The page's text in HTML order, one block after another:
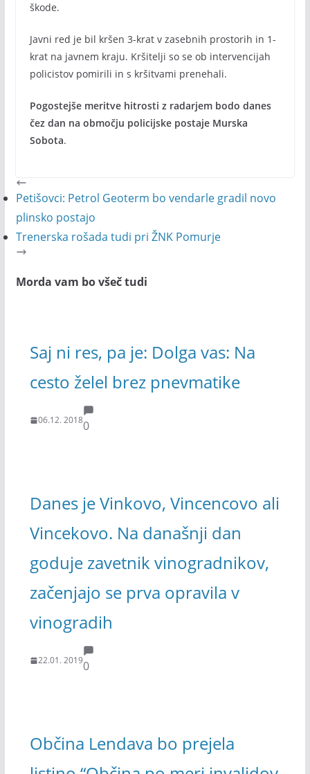
škode.
Javni red je bil kršen 3-krat v zasebnih prostorih in 1-
krat na javnem kraju. Kršitelji so se ob intervencijah
policistov pomirili in s kršitvami prenehali.
Pogostejše meritve hitrosti z radarjem bodo danes
čez dan na območju policijske postaje Murska
Sobota.
Petišovci: Petrol Geoterm bo vendarle gradil novo
plinsko postajo
Trenerska rošada tudi pri ŽNK Pomurje
Morda vam bo všeč tudi
Saj ni res, pa je: Dolga vas: Na
cesto želel brez pnevmatike
06.12. 20180
Danes je Vinkovo, Vincencovo ali
Vincekovo. Na današnji dan
goduje zavetnik vinogradnikov,
začenjajo se prva opravila v
vinogradih
22.01. 20190
Občina Lendava bo prejela